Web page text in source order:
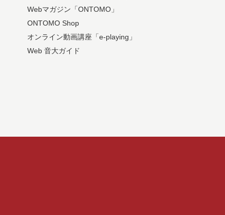
Webマガジン「ONTOMO」
ONTOMO Shop
オンライン動画講座「e-playing」
Web 音大ガイド